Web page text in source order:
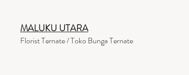
MALUKU UTARA
Florist Ternate / Toko Bunga Ternate